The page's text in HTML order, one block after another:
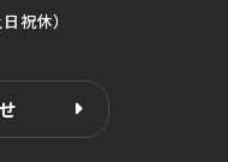
祝休）